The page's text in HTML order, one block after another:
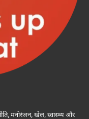
मनोरंजन, खेल, स्वास्थ्य और